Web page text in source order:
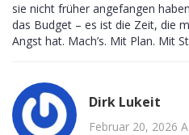
sie nicht früher angefangen
das Budget – es ist die Zeit, die
Angst hat. Mach’s. Mit Plan. Mit
Dirk Lukeit
Februar 20, 2026